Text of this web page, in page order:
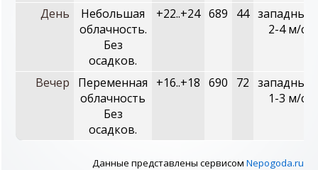
День
Небольшая
облачность.
Без
осадков.
+22..+24 689 44 западный,
2-4 м/с
Вечер
Переменная
облачность
Без
осадков.
+16..+18 690 72 западный,
1-3 м/с
Данные представлены сервисом Nepogoda.ru